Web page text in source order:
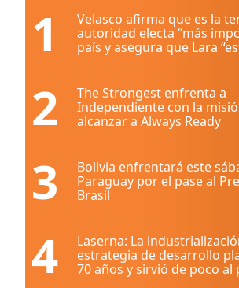
1
Velasco afirma que es la
autoridad electa “más
país y asegura que Lara
2
The Strongest enfrenta a
Independiente con la
alcanzar a Always Ready
3
Bolivia enfrentará este
Paraguay por el pase al
Brasil
4
Laserna: La
estrategia de desarrollo
70 años y sirvió de poco al